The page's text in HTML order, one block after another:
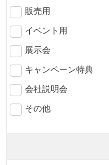
販売用
イベント用
展示会
キャンペーン特典
会社説明会
その他